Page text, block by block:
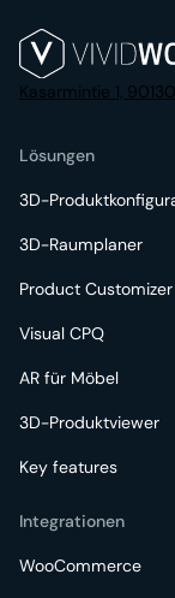
Kasarmintie 1,
Lösungen
3D-
3D-Raumplaner
Product Customizer
Visual CPQ
AR für Möbel
3D-Produktviewer
Key features
Integrationen
WooCommerce